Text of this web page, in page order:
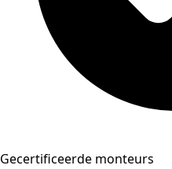
Gecertificeerde monteurs